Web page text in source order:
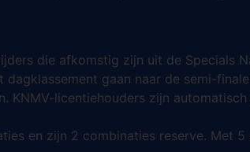
die afkomstig zijn uit de Specials
gaan naar de semi-
KNMV-licentiehouders zijn
en zijn 2 combinaties reserve. Met